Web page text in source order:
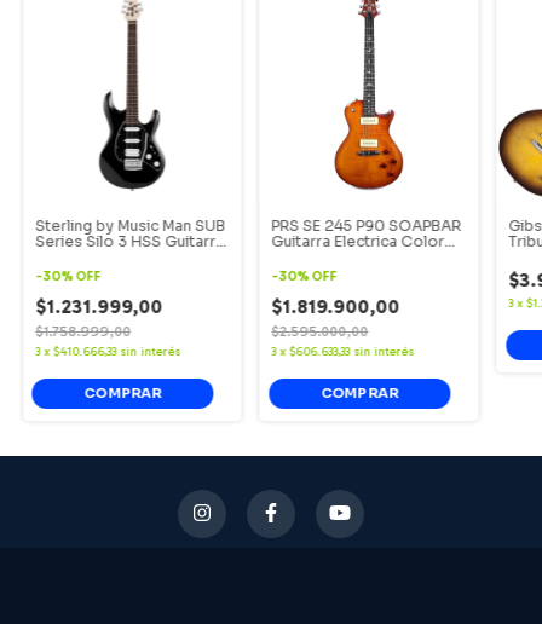
Sterling by Music Man SUB
Series Silo 3 HSS Guitarra
Negro.
-30%OFF
$1.231.999,00
$1.758.999,00
3 x$410.666,33 sin interés
PRS SE 245 P90 SOAPBAR
Guitarra Electrica Color
-30%OFF
$1.819.900,00
$2.595.000,00
3 x$606.633,33 sin interés
3 x